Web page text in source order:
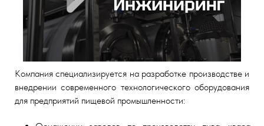
Компания специализируется на разработке производстве и
внедрении современного технологического оборудования
для предприятий пищевой промышленности: